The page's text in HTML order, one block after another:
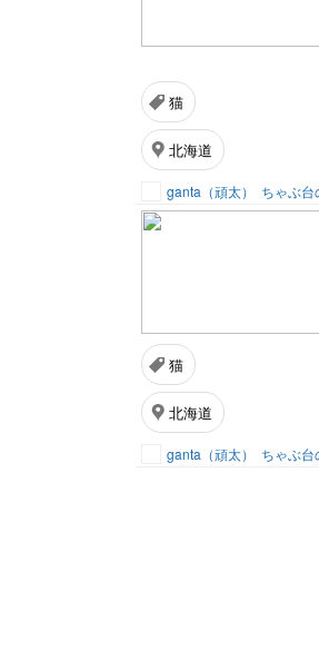
猫
北海道
ganta（頑太） ちゃぶ台
猫
北海道
ganta（頑太） ちゃぶ台